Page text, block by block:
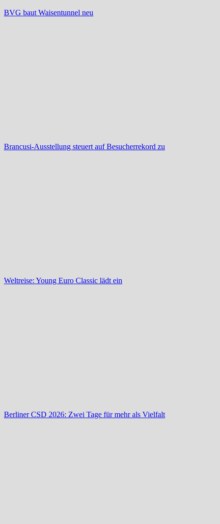
BVG baut Waisentunnel neu
Brancusi-Ausstellung steuert auf Besucherrekord zu
Weltreise: Young Euro Classic lädt ein
Berliner CSD 2026: Zwei Tage für mehr als Vielfalt